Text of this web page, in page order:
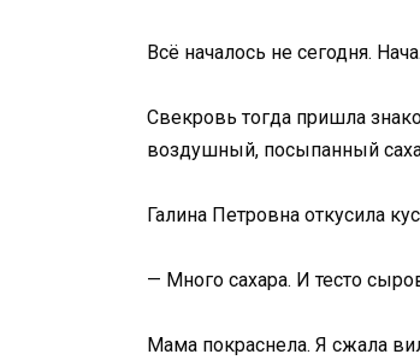
Всё началось не сегодня.
Свекровь тогда пришла
воздушный, посыпанный
Галина Петровна откусила
— Много сахара. И тесто
Мама покраснела. Я сжала